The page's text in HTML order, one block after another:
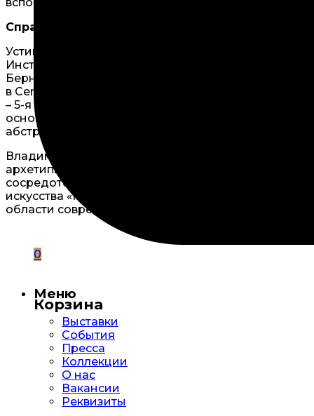
0
Корзина
вспоминаем, что способны перестраивать свою
Справочная информация:
Устина Яковлева (1987 г. р.) — художница, живет и
Института Проблем Современного Искусства
Берне (2018) и резиденции Музея Современного
в Centrepoint Artwall (Базель), в галереях Anna
– 5-я Уральская биеннале современного
основе методов работы Устины – создание
абстрактными пейзажами. Важными аспектами
Владимир Чернышев (1992 г. р.) —
архетипических образов в современной
сосредоточившись на долгосрочных
искусства «Манифеста» и в Московской
области современного искусства, в 2017 году
Меню
Выставки
События
Пресса
Коллекции
О нас
Вакансии
Реквизиты